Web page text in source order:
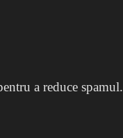
a reduce spamul.